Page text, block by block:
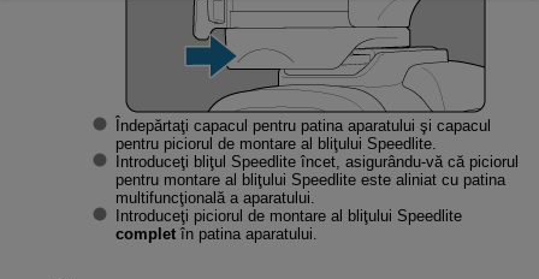
Îndepărtaţi capacul pentru patina aparatului şi capacul
pentru piciorul de montare al bliţului Speedlite.
Introduceţi bliţul Speedlite încet, asigurându-vă că piciorul
pentru montare al bliţului Speedlite este aliniat cu patina
multifuncţională a aparatului.
Introduceţi piciorul de montare al bliţului Speedlite
completîn patina aparatului.